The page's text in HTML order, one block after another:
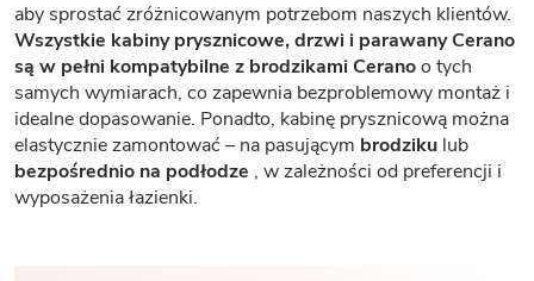
aby sprostać zróżnicowanym potrzebom naszych klientów.
Wszystkie kabiny prysznicowe, drzwi i parawany Cerano
są w pełni kompatybilne z brodzikami Ceranoo tych
samych wymiarach, co zapewnia bezproblemowy montaż i
idealne dopasowanie. Ponadto, kabinę prysznicową można
elastycznie zamontować – na pasującym brodziku lub
bezpośrednio na podłodze , w zależności od preferencji i
wyposażenia łazienki.